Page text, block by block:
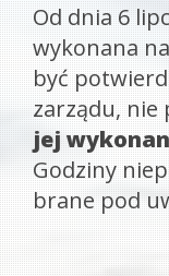
Od dnia 6
wykonana
być
zarządu, nie
jej
Godziny
brane pod